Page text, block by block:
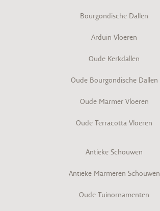
Bourgondische Dallen
Arduin Vloeren
Oude Kerkdallen
Oude Bourgondische Dallen
Oude Marmer Vloeren
Oude Terracotta Vloeren
Antieke Schouwen
Antieke Marmeren Schouwen
Oude Tuinornamenten